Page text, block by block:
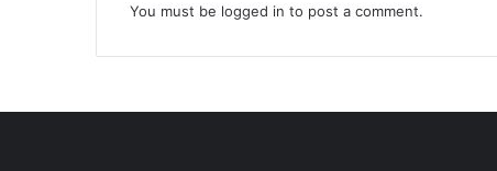
You must be logged in to post a comment.